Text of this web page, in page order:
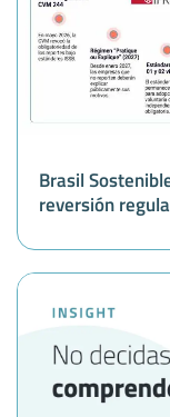
Brasil
reversión